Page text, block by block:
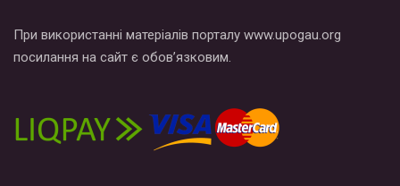
При використанні матеріалів порталу www.upogau.org
посилання на сайт є обов’язковим.